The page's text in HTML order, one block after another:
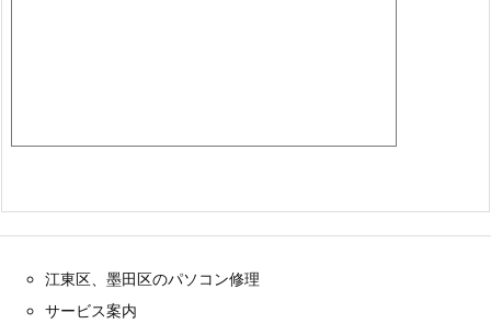
江東区、墨田区のパソコン修理
サービス案内